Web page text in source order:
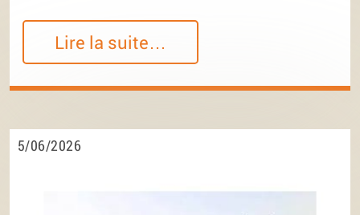
Lire la suite…
5/06/2026